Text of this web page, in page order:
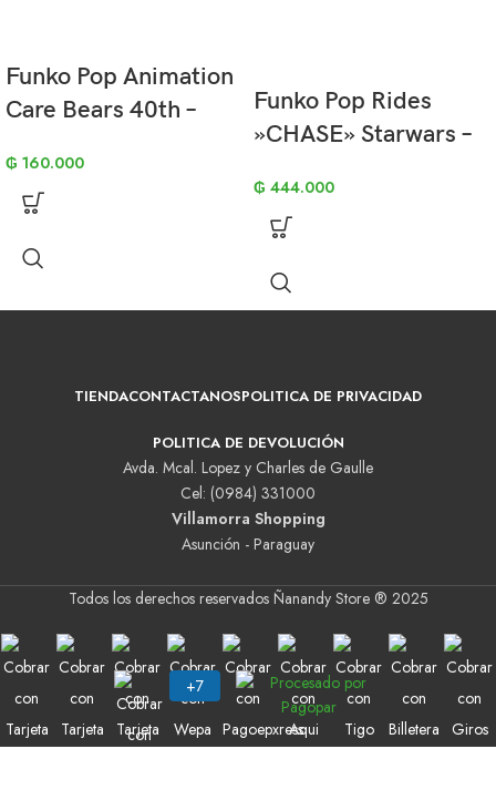
Funko Pop Animation
Care Bears 40th –
₲ 160.000
Funko Pop Rides
»CHASE» Starwars –
Speeder Bike 228
₲ 444.000
TIENDACONTACTANOSPOLITICA DE PRIVACIDAD
POLITICA DE DEVOLUCIÓN
Avda. Mcal. Lopez y Charles de Gaulle
Cel: (0984) 331000
Villamorra Shopping
Asunción - Paraguay
Todos los derechos reservados Ñanandy Store ® 2025